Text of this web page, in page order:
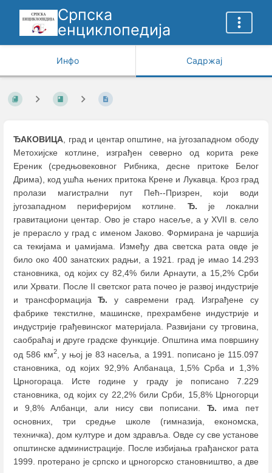
Српска
енциклопедија
Инфо Садржај
ЂАКОВИЦА, град и центар општине, на југозападном ободу
Метохијске котлине, изграђен северно од корита реке
Ереник (средњовековног Рибника, десне притоке Белог
Дрима), код ушћа њених притока Крене и Лукавца. Кроз град
пролази магистрални пут Пећ--Призрен, који води
југозападном периферијом котлине. Ђ. је локални
гравитациони центар. Ово је старо насеље, а у XVII в. село
је прерасло у град с именом Јаково. Формирана је чаршија
са текијама и џамијама. Између два светска рата овде је
било око 400 занатских радњи, а 1921. град је имао 14.293
становника, од којих су 82,4% били Арнаути, а 15,2% Срби
или Хрвати. После II светског рата почео је развој индустрије
и трансформацијаЂ. у савремени град. Изграђене су
фабрике текстилне, машинске, прехрамбене индустрије и
индустрије грађевинског материјала. Развијани су трговина,
саобраћај и друге градске функције. Општина има површину
од 586 км2, у њој је 83 насеља, а 1991. пописано је 115.097
становника, од којих 92,9% Албанаца, 1,5% Срба и 1,3%
Црногораца. Исте године у граду је пописано 7.229
становника, од којих су 22,2% били Срби, 15,8% Црногорци
и 9,8% Албанци, али нису сви пописани. Ђ. има пет
основних, три средње школе (гимназија, економска,
техничка), дом културе и дом здравља. Овде су све установе
општинске администрације. После избијања грађанског рата
1999. протерано је српско и црногорско становништво, а две